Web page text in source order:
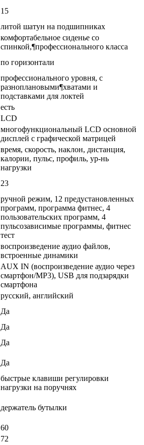
15
литой шатун на подшипниках
комфортабельное сиденье со
спинкой,¶профессионального класса
по горизонтали
профессионального уровня, с
разноплановыми¶хватами и
подставками для локтей
есть
LCD
многофункциональный LСD основной
дисплей с графической матрицей
время, скорость, наклон, дистанция,
калории, пульс, профиль, ур-нь
нагрузки
23
ручной режим, 12 предустановленных
программ, программа фитнес, 4
пользовательских программ, 4
пульсозависимые программы, фитнес
тест
воспроизведение аудио файлов,
встроенные динамики
AUX IN (воспроизведение аудио через
смартфон/MP3), USB для подзарядки
смартфона
русский, английский
Да
Да
Да
Да
быстрые клавиши регулировки
нагрузки на поручнях
держатель бутылки
60
72